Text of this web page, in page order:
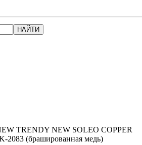
TRENDY NEW SOLEO COPPER
2083 (брашированная медь)